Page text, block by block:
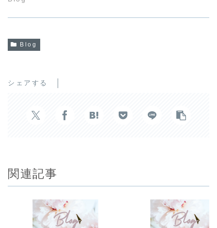
Blog
シェアする
関連記事